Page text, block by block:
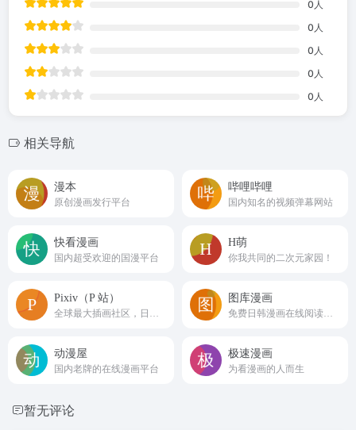
0 人
0 人
0 人
0 人
0 人
相关导航
漫本
原创漫画发行平台
哔哩哔哩
国内知名的视频弹幕网站
快看漫画
国内超受欢迎的国漫平台
H萌
你我共同的二次元家园！
Pixiv（P 站） 图库漫画
动漫屋
国内老牌的在线漫画平台
极速漫画
为看漫画的人而生
暂无评论